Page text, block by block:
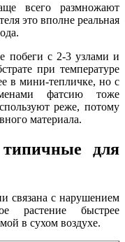
всего размножают
это вполне реальная
побеги с 2-3 узлами и
при температуре
в мини-тепличке, но с
фатсию тоже
реже, потому
материала.
для
связана с нарушением
растение быстрее
в сухом воздухе.